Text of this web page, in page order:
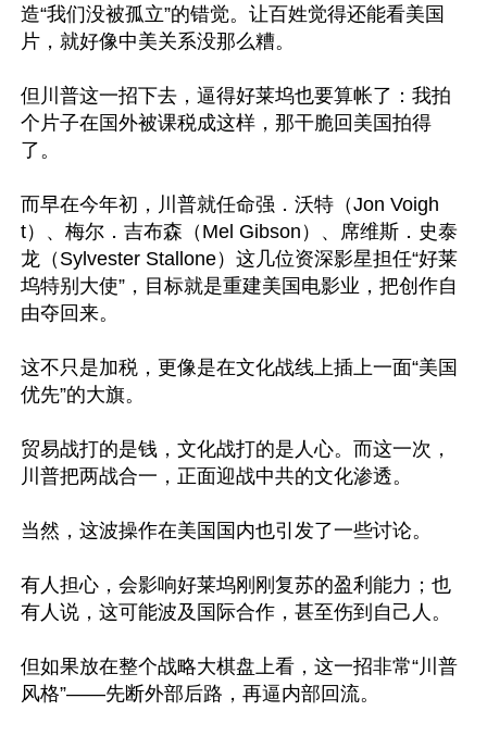
造“我们没被孤立”的错觉。让百姓觉得还能看美国
片，就好像中美关系没那么糟。
但川普这一招下去，逼得好莱坞也要算帐了：我拍
个片子在国外被课税成这样，那干脆回美国拍得
了。
而早在今年初，川普就任命强．沃特（Jon Voigh
t）、梅尔．吉布森（Mel Gibson）、席维斯．史泰
龙（Sylvester Stallone）这几位资深影星担任“好莱
坞特别大使”，目标就是重建美国电影业，把创作自
由夺回来。
这不只是加税，更像是在文化战线上插上一面“美国
优先”的大旗。
贸易战打的是钱，文化战打的是人心。而这一次，
川普把两战合一，正面迎战中共的文化渗透。
当然，这波操作在美国国内也引发了一些讨论。
有人担心，会影响好莱坞刚刚复苏的盈利能力；也
有人说，这可能波及国际合作，甚至伤到自己人。
但如果放在整个战略大棋盘上看，这一招非常“川普
风格”——先断外部后路，再逼内部回流。